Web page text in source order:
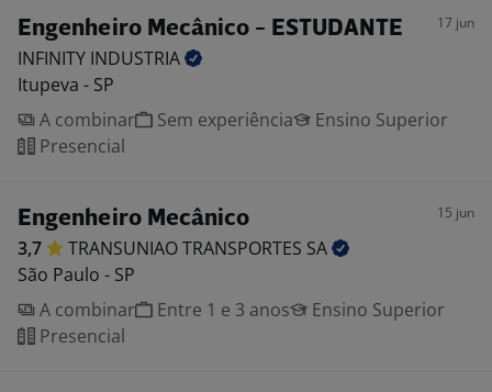
Engenheiro Mecânico - ESTUDANTE 17 jun
INFINITY INDUSTRIA
Itupeva - SP
A combinar
Sem experiência
Ensino Superior
Presencial
Engenheiro Mecânico 15 jun
3,7 TRANSUNIAO TRANSPORTES SA
São Paulo - SP
A combinar
Entre 1 e 3 anos
Ensino Superior
Presencial